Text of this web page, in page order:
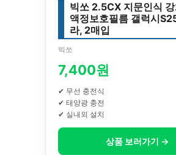
빅쏘 2.5CX 지문인식
액정보호필름 갤럭시
라, 2매입
빅쏘
7,400원
✔ 무선 충전식
✔ 태양광 충전
✔ 실내외 설치
상품 보러가기 →